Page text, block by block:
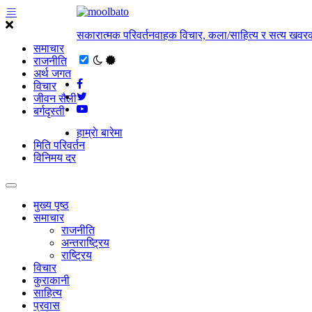
समाचार
राजनीति
अर्थ जगत
विचार
जीवन सैली
बर्गदृस्ती
सकारात्मक परिवर्तनवाहक विचार, कला/साहित्य र सत्य
हाम्राे बारेमा
मिति परिवर्तन
विनिमय दर
मुख्य पृष्ठ
समाचार
राजनीति
अन्तराष्ट्रिय
राष्ट्रिय
विचार
कुराकानी
साहित्य
प्रवास